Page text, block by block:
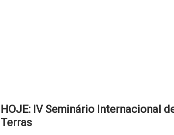
HOJE: IV Seminário Internacional
Terras